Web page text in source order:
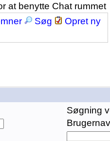
at benytte Chat rummet
Søg
Opret ny
Søgning